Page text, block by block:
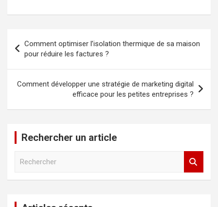
de
l’article
Comment optimiser l’isolation thermique de sa maison
pour réduire les factures ?
Comment développer une stratégie de marketing digital
efficace pour les petites entreprises ?
Rechercher un article